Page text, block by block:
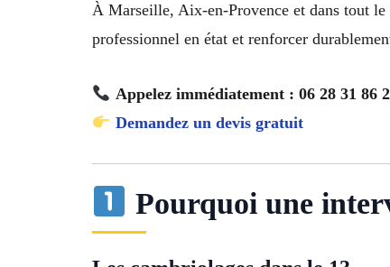
À Marseille, Aix-en-Provence et dans tout le
professionnel en état et renforcer
Appelez immédiatement : 06 28 31 86
Demandez un devis gratuit
Pourquoi une